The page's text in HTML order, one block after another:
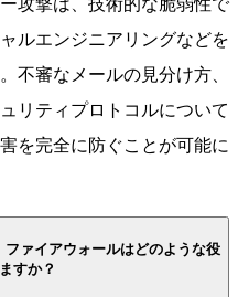
攻撃は、技術的な脆弱性で
ルエンジニアリングなどを
不審なメールの見分け方、
リティプロトコルについて
を完全に防ぐことが可能に
ァイアウォールはどのような役
すか？